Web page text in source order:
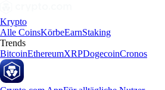
Krypto
Alle CoinsKörbeEarnStaking
Trends
BitcoinEthereumXRPDogecoinCronos